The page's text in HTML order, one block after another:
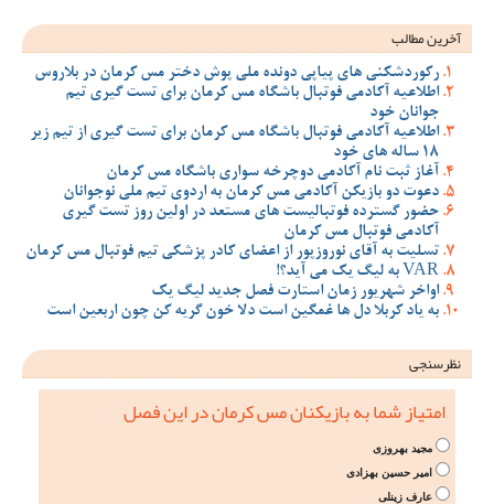
آخرین مطالب
رکوردشکنی های پیاپی دونده ملی پوش دختر مس کرمان در بلاروس
اطلاعیه آکادمی فوتبال باشگاه مس کرمان برای تست گیری تیم
جوانان خود
اطلاعیه آکادمی فوتبال باشگاه مس کرمان برای تست گیری از تیم زیر
18 ساله های خود
آغاز ثبت نام آکادمی دوچرخه سواری باشگاه مس کرمان
دعوت دو بازیکن آکادمی مس کرمان به اردوی تیم ملی نوجوانان
حضور گسترده فوتبالیست های مستعد در اولین روز تست گیری
آکادمی فوتبال مس کرمان
تسلیت به آقای نوروزپور از اعضای کادر پزشکی تیم فوتبال مس کرمان
VAR به لیگ یک می آید؟!
اواخر شهریور زمان استارت فصل جدید لیگ یک
به یاد کربلا دل ها غمگین است دلا خون گریه کن چون اربعین است
نظرسنجی
امتیاز شما به بازیکنان مس کرمان در این فصل
مجید بهروزی
امیر حسین بهزادی
عارف زینلی